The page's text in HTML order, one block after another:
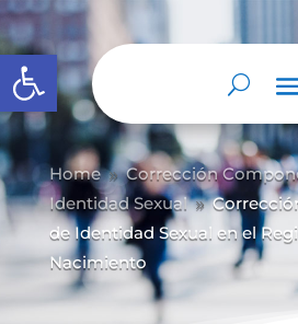
Abrir barra de herramientas
Home 9 Corrección
Identidad Sexual 9
de Identidad Sexual en el
Nacimiento